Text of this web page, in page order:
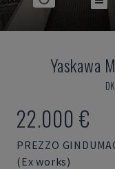
Yaskawa
22.000 €
PREZZO
(Ex works)